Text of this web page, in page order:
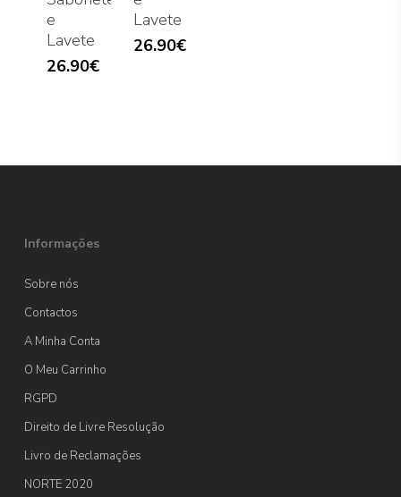
e
Lavete
26.90€
Lavete
26.90€
Informações
Sobre nós
Contactos
A Minha Conta
O Meu Carrinho
RGPD
Direito de Livre Resolução
Livro de Reclamações
NORTE 2020